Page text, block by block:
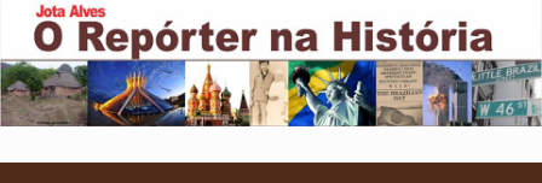
content